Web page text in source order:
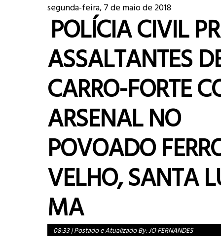
segunda-feira, 7 de maio de 2018
POLÍCIA CIVIL
ASSALTANTES
CARRO-FORTE
ARSENAL NO
POVOADO
VELHO, SANTA
MA
08:33|Postado e Atualizado By:JO FERNANDES